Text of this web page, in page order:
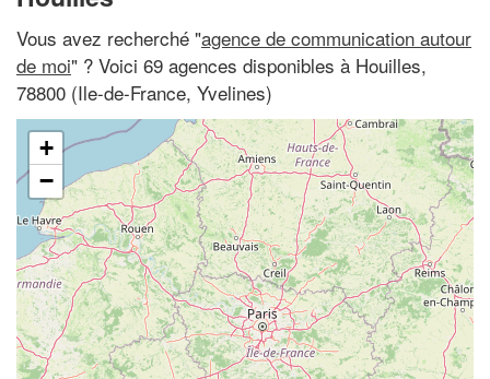
Vous avez recherché "agence de communication autour
de moi" ? Voici 69 agences disponibles à Houilles,
78800 (Ile-de-France, Yvelines)
+
−